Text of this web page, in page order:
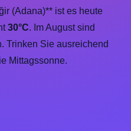
(Adana)** ist es heute
30°C. Im August sind
Trinken Sie ausreichend
Mittagssonne.